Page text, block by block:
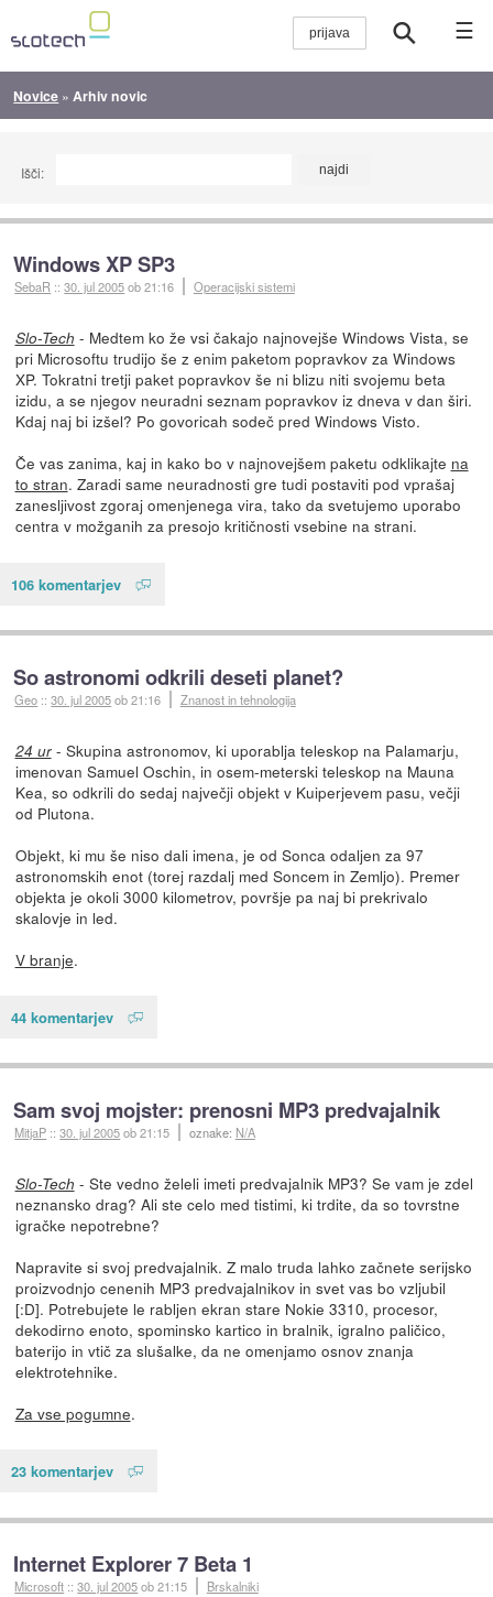
☰
Novice » Arhiv novic
Išči:
Windows XP SP3
SebaR ::30. jul 2005ob 21:16 Operacijski sistemi
Slo-Tech - Medtem ko že vsi čakajo najnovejše Windows Vista, se
pri Microsoftu trudijo še z enim paketom popravkov za Windows
XP. Tokratni tretji paket popravkov še ni blizu niti svojemu beta
izidu, a se njegov neuradni seznam popravkov iz dneva v dan širi.
Kdaj naj bi izšel? Po govoricah sodeč pred Windows Visto.
Če vas zanima, kaj in kako bo v najnovejšem paketu odklikajte na
to stran. Zaradi same neuradnosti gre tudi postaviti pod vprašaj
zanesljivost zgoraj omenjenega vira, tako da svetujemo uporabo
centra v možganih za presojo kritičnosti vsebine na strani.
106 komentarjev
So astronomi odkrili deseti planet?
Geo ::30. jul 2005ob 21:16 Znanost in tehnologija
24 ur- Skupina astronomov, ki uporablja teleskop na Palamarju,
imenovan Samuel Oschin, in osem-meterski teleskop na Mauna
Kea, so odkrili do sedaj največji objekt v Kuiperjevem pasu, večji
od Plutona.
Objekt, ki mu še niso dali imena, je od Sonca odaljen za 97
astronomskih enot (torej razdalj med Soncem in Zemljo). Premer
objekta je okoli 3000 kilometrov, površje pa naj bi prekrivalo
skalovje in led.
V branje.
44 komentarjev
Sam svoj mojster: prenosni MP3 predvajalnik
MitjaP ::30. jul 2005ob 21:15 oznake: N/A
Slo-Tech - Ste vedno želeli imeti predvajalnik MP3? Se vam je zdel
neznansko drag? Ali ste celo med tistimi, ki trdite, da so tovrstne
igračke nepotrebne?
Napravite si svoj predvajalnik. Z malo truda lahko začnete serijsko
proizvodnjo cenenih MP3 predvajalnikov in svet vas bo vzljubil
[:D]. Potrebujete le rabljen ekran stare Nokie 3310, procesor,
dekodirno enoto, spominsko kartico in bralnik, igralno paličico,
baterijo in vtič za slušalke, da ne omenjamo osnov znanja
elektrotehnike.
Za vse pogumne.
23 komentarjev
Internet Explorer 7 Beta 1
Microsoft ::30. jul 2005ob 21:15 Brskalniki